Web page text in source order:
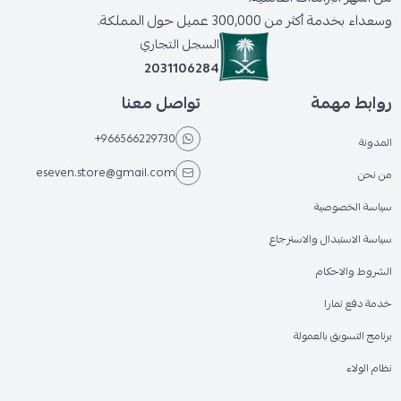
وسعداء بخدمة أكثر من 300,000 عميل حول المملكة.
السجل التجاري
2031106284
روابط مهمة
المدونة
من نحن
سياسة الخصوصية
سياسة الاستبدال والاسترجاع
الشروط والاحكام
خدمة دفع تمارا
برنامج التسويق بالعمولة
نظام الولاء
تواصل معنا
+966566229730
eseven.store@gmail.com